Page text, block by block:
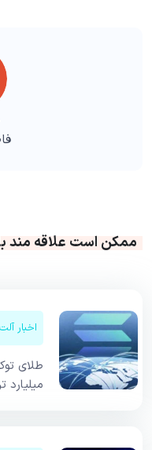
ممکن است علاقه مند
اخبار
طلای